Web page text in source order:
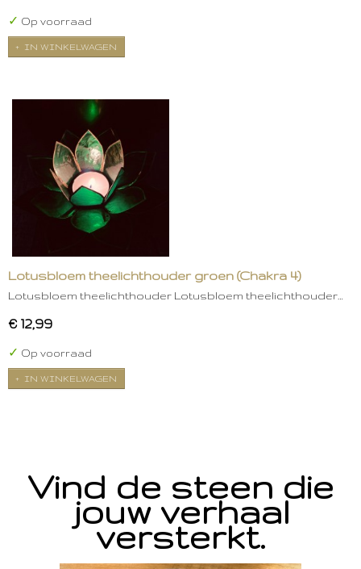
✓ Op voorraad
IN WINKELWAGEN
Lotusbloem theelichthouder groen (Chakra 4)
Lotusbloem theelichthouder Lotusbloem theelichthouder…
€ 12,99
✓ Op voorraad
IN WINKELWAGEN
Vind de steen die
jouw verhaal
versterkt.